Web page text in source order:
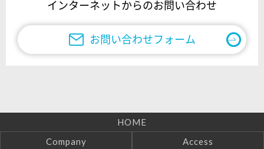
インターネットからのお問い合わせ
お問い合わせフォーム
HOME
Company
Access